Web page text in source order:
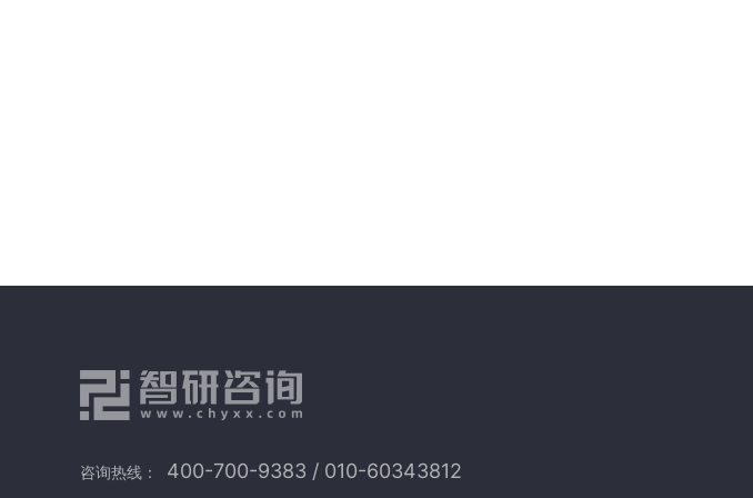
咨询热线：
400-700-9383 / 010-60343812